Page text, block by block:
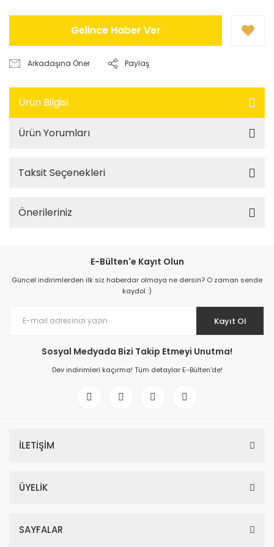
Gelince Haber Ver
Arkadaşına Öner Paylaş
Ürün Bilgisi
Ürün Yorumları
Taksit Seçenekleri
Önerileriniz
E-Bülten'e Kayıt Olun
Güncel indirimlerden ilk siz haberdar olmaya ne dersin? O zaman sende
kaydol :)
Kayıt Ol
Sosyal Medyada Bizi Takip Etmeyi Unutma!
Dev indirimleri kaçırma! Tüm detaylar E-Bülten'de!
İLETİŞİM
ÜYELİK
SAYFALAR